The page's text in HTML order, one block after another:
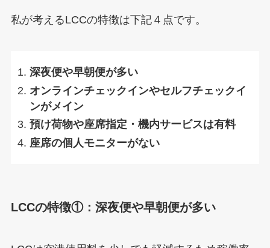
私が考えるLCCの特徴は下記４点です。
深夜便や早朝便が多い
オンラインチェックインやセルフチェックイ
ンがメイン
預け荷物や座席指定・機内サービスは有料
座席の個人モニターがない
LCCの特徴①：深夜便や早朝便が多い